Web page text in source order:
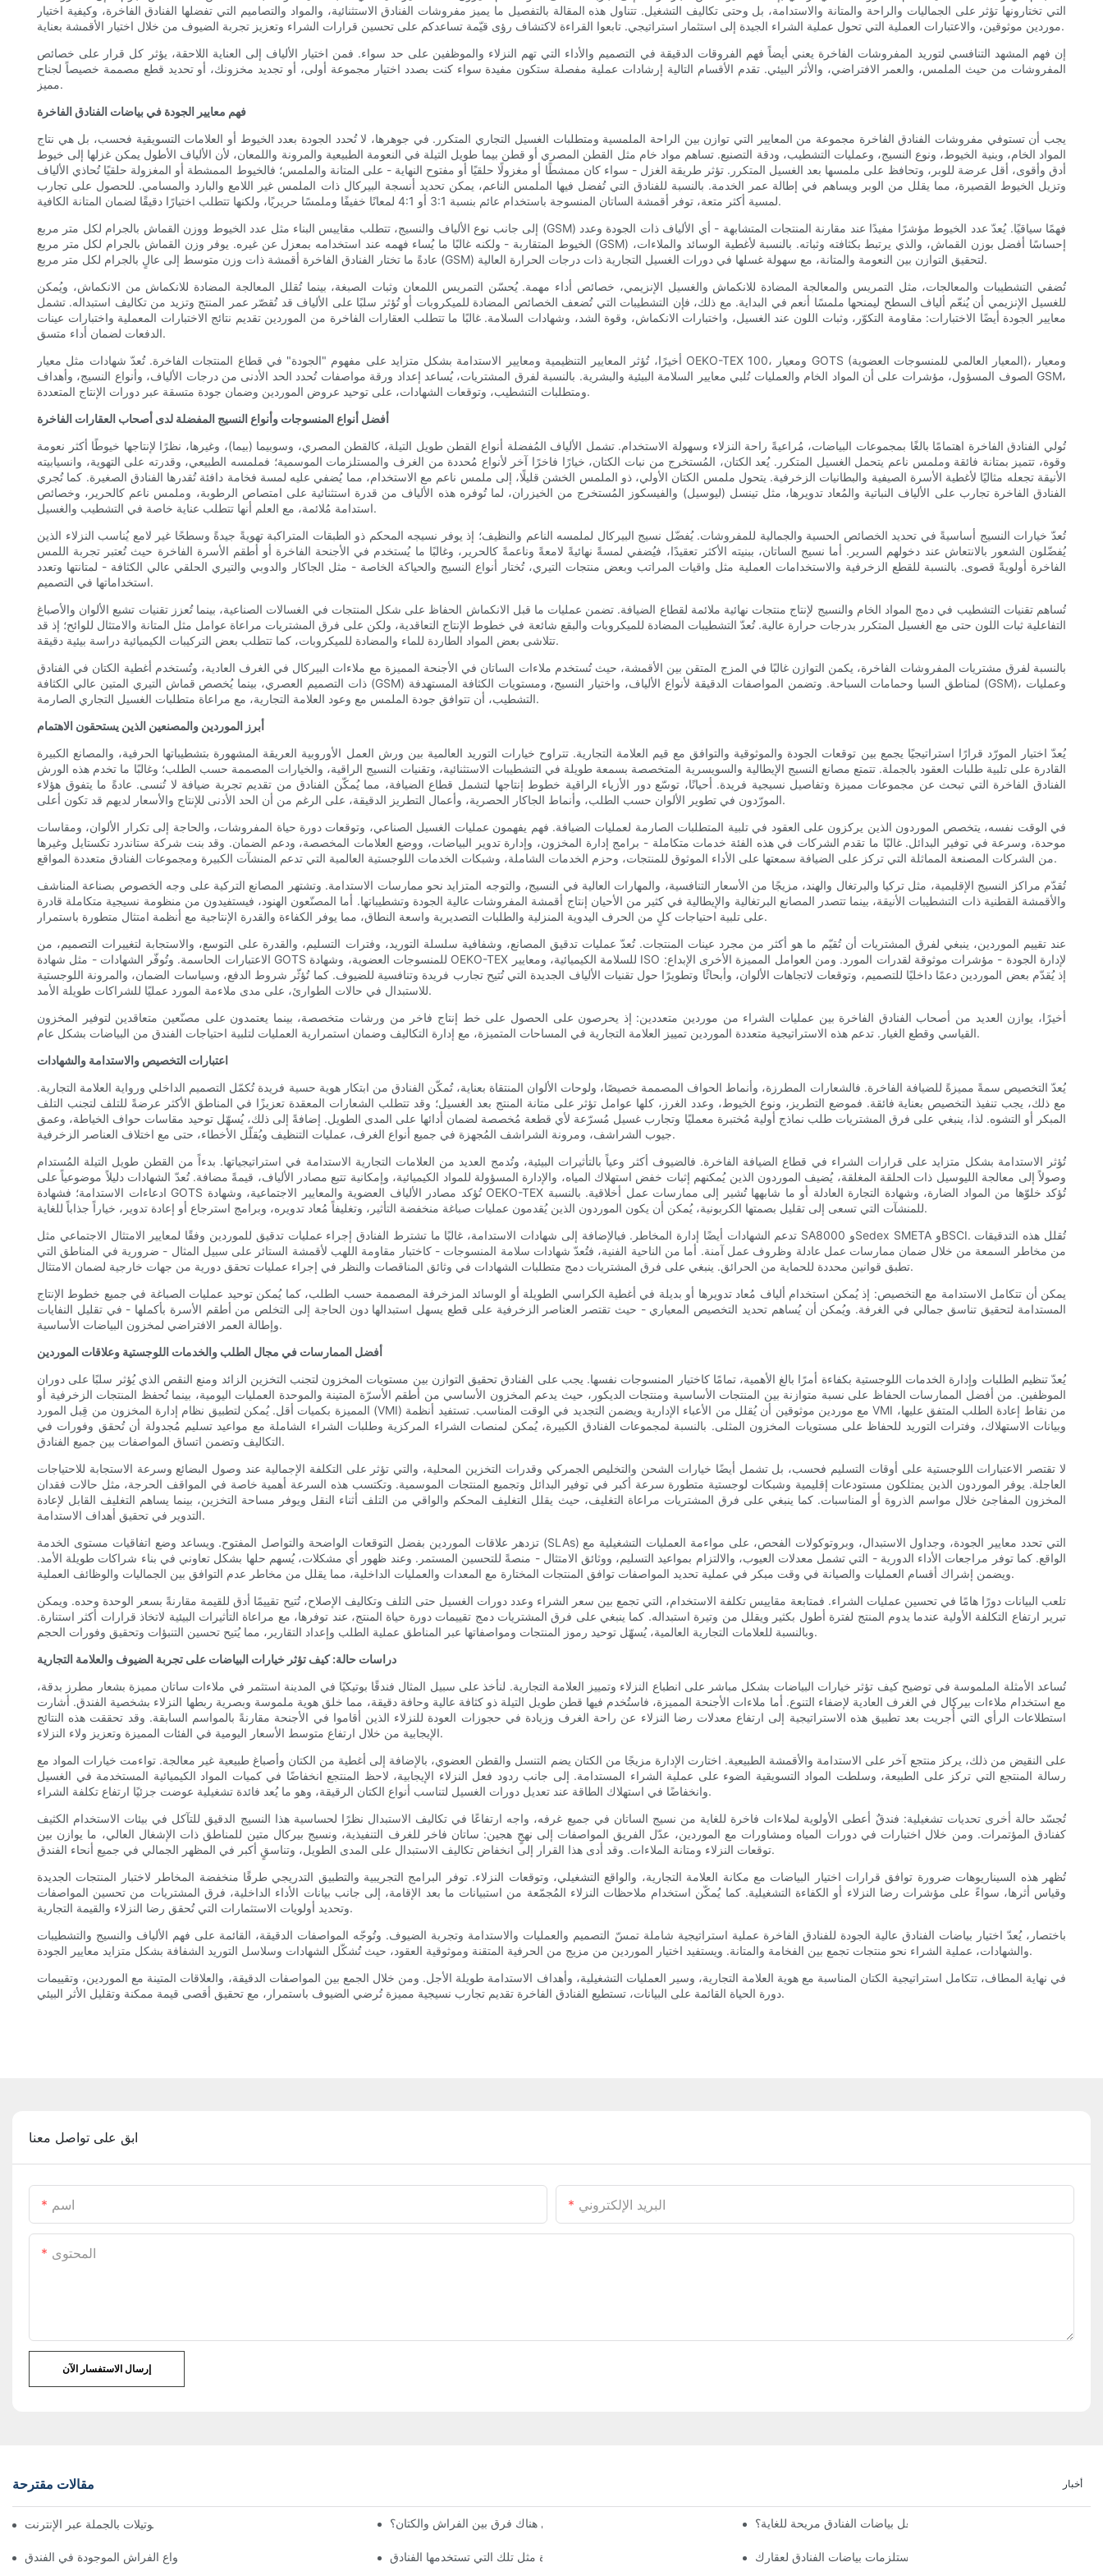
التي تختارونها تؤثر على الجماليات والراحة والمتانة والاستدامة، بل وحتى تكاليف التشغيل. تتناول هذه المقالة بالتفصيل ما يميز مفروشات الفنادق الاستثنائية، والمواد والتصاميم التي تفضلها الفنادق الفاخرة، وكيفية اختيار
موردين موثوقين، والاعتبارات العملية التي تحول عملية الشراء الجيدة إلى استثمار استراتيجي. تابعوا القراءة لاكتشاف رؤى قيّمة تساعدكم على تحسين قرارات الشراء وتعزيز تجربة الضيوف من خلال اختيار الأقمشة بعناية.
إن فهم المشهد التنافسي لتوريد المفروشات الفاخرة يعني أيضاً فهم الفروقات الدقيقة في التصميم والأداء التي تهم النزلاء والموظفين على حد سواء. فمن اختيار الألياف إلى العناية اللاحقة، يؤثر كل قرار على خصائص
المفروشات من حيث الملمس، والعمر الافتراضي، والأثر البيئي. تقدم الأقسام التالية إرشادات عملية مفصلة ستكون مفيدة سواء كنت بصدد اختيار مجموعة أولى، أو تجديد مخزونك، أو تحديد قطع مصممة خصيصاً لجناح
مميز.
فهم معايير الجودة في بياضات الفنادق الفاخرة
يجب أن تستوفي مفروشات الفنادق الفاخرة مجموعة من المعايير التي توازن بين الراحة الملمسية ومتطلبات الغسيل التجاري المتكرر. في جوهرها، لا تُحدد الجودة بعدد الخيوط أو العلامات التسويقية فحسب، بل هي نتاج
المواد الخام، وبنية الخيوط، ونوع النسيج، وعمليات التشطيب، ودقة التصنيع. تساهم مواد خام مثل القطن المصري أو قطن بيما طويل التيلة في النعومة الطبيعية والمرونة واللمعان، لأن الألياف الأطول يمكن غزلها إلى خيوط
أدق وأقوى، أقل عرضة للوبر، وتحافظ على ملمسها بعد الغسيل المتكرر. تؤثر طريقة الغزل - سواء كان ممشطًا أو مغزولًا حلقيًا أو مفتوح النهاية - على المتانة والملمس؛ فالخيوط الممشطة أو المغزولة حلقيًا تُحاذي الألياف
وتزيل الخيوط القصيرة، مما يقلل من الوبر ويساهم في إطالة عمر الخدمة. بالنسبة للفنادق التي تُفضل فيها الملمس الناعم، يمكن تحديد أنسجة البيركال ذات الملمس غير اللامع والبارد والمسامي. للحصول على تجارب
لمسية أكثر متعة، توفر أقمشة الساتان المنسوجة باستخدام عائم بنسبة 3:1 أو 4:1 لمعانًا خفيفًا وملمسًا حريريًا، ولكنها تتطلب اختيارًا دقيقًا لضمان المتانة الكافية.
إلى جانب نوع الألياف والنسيج، تتطلب مقاييس البناء مثل عدد الخيوط ووزن القماش بالجرام لكل متر مربع (GSM) فهمًا سياقيًا. يُعدّ عدد الخيوط مؤشرًا مفيدًا عند مقارنة المنتجات المتشابهة - أي الألياف ذات الجودة وعدد
الخيوط المتقاربة - ولكنه غالبًا ما يُساء فهمه عند استخدامه بمعزل عن غيره. يوفر وزن القماش بالجرام لكل متر مربع (GSM) إحساسًا أفضل بوزن القماش، والذي يرتبط بكثافته وثباته. بالنسبة لأغطية الوسائد والملاءات،
عادةً ما تختار الفنادق الفاخرة أقمشة ذات وزن متوسط ​​إلى عالٍ بالجرام لكل متر مربع (GSM) لتحقيق التوازن بين النعومة والمتانة، مع سهولة غسلها في دورات الغسيل التجارية ذات درجات الحرارة العالية.
تُضفي التشطيبات والمعالجات، مثل التمريس والمعالجة المضادة للانكماش والغسيل الإنزيمي، خصائص أداء مهمة. يُحسّن التمريس اللمعان وثبات الصبغة، بينما تُقلل المعالجة المضادة للانكماش من الانكماش، ويُمكن
للغسيل الإنزيمي أن يُنعّم ألياف السطح ليمنحها ملمسًا أنعم في البداية. مع ذلك، فإن التشطيبات التي تُضعف الخصائص المضادة للميكروبات أو تُؤثر سلبًا على الألياف قد تُقصّر عمر المنتج وتزيد من تكاليف استبداله. تشمل
معايير الجودة أيضًا الاختبارات: مقاومة التكوّر، وثبات اللون عند الغسيل، واختبارات الانكماش، وقوة الشد، وشهادات السلامة. غالبًا ما تتطلب العقارات الفاخرة من الموردين تقديم نتائج الاختبارات المعملية واختبارات عينات
الدفعات لضمان أداء متسق.
أخيرًا، تُؤثر المعايير التنظيمية ومعايير الاستدامة بشكل متزايد على مفهوم "الجودة" في قطاع المنتجات الفاخرة. تُعدّ شهادات مثل معيار OEKO-TEX 100، ومعيار GOTS (المعيار العالمي للمنسوجات العضوية)، ومعيار
الصوف المسؤول، مؤشرات على أن المواد الخام والعمليات تُلبي معايير السلامة البيئية والبشرية. بالنسبة لفرق المشتريات، يُساعد إعداد ورقة مواصفات تُحدد الحد الأدنى من درجات الألياف، وأنواع النسيج، وأهداف GSM،
ومتطلبات التشطيب، وتوقعات الشهادات، على توحيد عروض الموردين وضمان جودة متسقة عبر دورات الإنتاج المتعددة.
أفضل أنواع المنسوجات وأنواع النسيج المفضلة لدى أصحاب العقارات الفاخرة
تُولي الفنادق الفاخرة اهتمامًا بالغًا بمجموعات البياضات، مُراعيةً راحة النزلاء وسهولة الاستخدام. تشمل الألياف المُفضلة أنواع القطن طويل التيلة، كالقطن المصري، وسوبيما (بيما)، وغيرها، نظرًا لإنتاجها خيوطًا أكثر نعومة
وقوة، تتميز بمتانة فائقة وملمس ناعم يتحمل الغسيل المتكرر. يُعد الكتان، المُستخرج من نبات الكتان، خيارًا فاخرًا آخر لأنواع مُحددة من الغرف والمستلزمات الموسمية؛ فملمسه الطبيعي، وقدرته على التهوية، وانسيابيته
الأنيقة تجعله مثاليًا لأغطية الأسرة الصيفية والبطانيات الزخرفية. يتحول ملمس الكتان الأولي، ذو الملمس الخشن قليلًا، إلى ملمس ناعم مع الاستخدام، مما يُضفي عليه لمسة فخامة دافئة تُقدرها الفنادق الصغيرة. كما تُجري
الفنادق الفاخرة تجارب على الألياف النباتية والمُعاد تدويرها، مثل تينسل (ليوسيل) والفيسكوز المُستخرج من الخيزران، لما تُوفره هذه الألياف من قدرة استثنائية على امتصاص الرطوبة، وملمس ناعم كالحرير، وخصائص
استدامة مُلائمة، مع العلم أنها تتطلب عناية خاصة في التشطيب والغسيل.
تُعدّ خيارات النسيج أساسيةً في تحديد الخصائص الحسية والجمالية للمفروشات. يُفضّل نسيج البيركال لملمسه الناعم والنظيف؛ إذ يوفر نسيجه المحكم ذو الطبقات المتراكبة تهويةً جيدةً وسطحًا غير لامع يُناسب النزلاء الذين
يُفضّلون الشعور بالانتعاش عند دخولهم السرير. أما نسيج الساتان، ببنيته الأكثر تعقيدًا، فيُضفي لمسةً نهائيةً لامعةً وناعمةً كالحرير، وغالبًا ما يُستخدم في الأجنحة الفاخرة أو أطقم الأسرة الفاخرة حيث تُعتبر تجربة اللمس
الفاخرة أولويةً قصوى. بالنسبة للقطع الزخرفية والاستخدامات العملية مثل واقيات المراتب وبعض منتجات التيري، تُختار أنواع النسيج والحياكة الخاصة - مثل الجاكار والدوبي والتيري الحلقي عالي الكثافة - لمتانتها وتعدد
استخداماتها في التصميم.
تُساهم تقنيات التشطيب في دمج المواد الخام والنسيج لإنتاج منتجات نهائية ملائمة لقطاع الضيافة. تضمن عمليات ما قبل الانكماش الحفاظ على شكل المنتجات في الغسالات الصناعية، بينما تُعزز تقنيات تشبع الألوان والأصباغ
التفاعلية ثبات اللون حتى مع الغسيل المتكرر بدرجات حرارة عالية. تُعدّ التشطيبات المضادة للميكروبات والبقع شائعة في خطوط الإنتاج التعاقدية، ولكن على فرق المشتريات مراعاة عوامل مثل المتانة والامتثال للوائح؛ إذ قد
تتلاشى بعض المواد الطاردة للماء والمضادة للميكروبات، كما تتطلب بعض التركيبات الكيميائية دراسة بيئية دقيقة.
بالنسبة لفرق مشتريات المفروشات الفاخرة، يكمن التوازن غالبًا في المزج المتقن بين الأقمشة، حيث تُستخدم ملاءات الساتان في الأجنحة المميزة مع ملاءات البيركال في الغرف العادية، وتُستخدم أغطية الكتان في الفنادق
ذات التصميم العصري، بينما يُخصص قماش التيري المتين عالي الكثافة (GSM) لمناطق السبا وحمامات السباحة. وتضمن المواصفات الدقيقة لأنواع الألياف، واختيار النسيج، ومستويات الكثافة المستهدفة (GSM)، وعمليات
التشطيب، أن تتوافق جودة الملمس مع وعود العلامة التجارية، مع مراعاة متطلبات الغسيل التجاري الصارمة.
أبرز الموردين والمصنعين الذين يستحقون الاهتمام
يُعدّ اختيار المورّد قرارًا استراتيجيًا يجمع بين توقعات الجودة والموثوقية والتوافق مع قيم العلامة التجارية. تتراوح خيارات التوريد العالمية بين ورش العمل الأوروبية العريقة المشهورة بتشطيباتها الحرفية، والمصانع الكبيرة
القادرة على تلبية طلبات العقود بالجملة. تتمتع مصانع النسيج الإيطالية والسويسرية المتخصصة بسمعة طويلة في التشطيبات الاستثنائية، وتقنيات النسيج الراقية، والخيارات المصممة حسب الطلب؛ وغالبًا ما تخدم هذه الورش
الفنادق الفاخرة التي تبحث عن مجموعات مميزة وتفاصيل نسيجية فريدة. أحيانًا، توسّع دور الأزياء الراقية خطوط إنتاجها لتشمل قطاع الضيافة، مما يُمكّن الفنادق من تقديم تجربة ضيافة لا تُنسى. عادةً ما يتفوق هؤلاء
المورّدون في تطوير الألوان حسب الطلب، وأنماط الجاكار الحصرية، وأعمال التطريز الدقيقة، على الرغم من أن الحد الأدنى للإنتاج والأسعار لديهم قد تكون أعلى.
في الوقت نفسه، يتخصص الموردون الذين يركزون على العقود في تلبية المتطلبات الصارمة لعمليات الضيافة. فهم يفهمون عمليات الغسيل الصناعي، وتوقعات دورة حياة المفروشات، والحاجة إلى تكرار الألوان، ومقاسات
موحدة، وسرعة في توفير البدائل. غالبًا ما تقدم الشركات في هذه الفئة خدمات متكاملة - برامج إدارة المخزون، وإدارة تدوير البياضات، ووضع العلامات المخصصة، ودعم الضمان. وقد بنت شركة ستاندرد تكستايل وغيرها
من الشركات المصنعة المماثلة التي تركز على الضيافة سمعتها على الأداء الموثوق للمنتجات، وحزم الخدمات الشاملة، وشبكات الخدمات اللوجستية العالمية التي تدعم المنشآت الكبيرة ومجموعات الفنادق متعددة المواقع.
تُقدّم مراكز النسيج الإقليمية، مثل تركيا والبرتغال والهند، مزيجًا من الأسعار التنافسية، والمهارات العالية في النسيج، والتوجه المتزايد نحو ممارسات الاستدامة. وتشتهر المصانع التركية على وجه الخصوص بصناعة المناشف
والأقمشة القطنية ذات التشطيبات الأنيقة، بينما تتصدر المصانع البرتغالية والإيطالية في كثير من الأحيان إنتاج أقمشة المفروشات عالية الجودة وتشطيباتها. أما المصنّعون الهنود، فيستفيدون من منظومة نسيجية متكاملة قادرة
على تلبية احتياجات كلٍ من الحرف اليدوية المنزلية والطلبات التصديرية واسعة النطاق، مما يوفر الكفاءة والقدرة الإنتاجية مع أنظمة امتثال متطورة باستمرار.
عند تقييم الموردين، ينبغي لفرق المشتريات أن تُقيّم ما هو أكثر من مجرد عينات المنتجات. تُعدّ عمليات تدقيق المصانع، وشفافية سلسلة التوريد، وفترات التسليم، والقدرة على التوسع، والاستجابة لتغييرات التصميم، من
الاعتبارات الحاسمة. وتُوفّر الشهادات - مثل شهادة GOTS للمنسوجات العضوية، وشهادة OEKO-TEX للسلامة الكيميائية، ومعايير ISO لإدارة الجودة - مؤشرات موثوقة لقدرات المورد. ومن العوامل المميزة الأخرى الإبداع:
إذ يُقدّم بعض الموردين دعمًا داخليًا للتصميم، وتوقعات لاتجاهات الألوان، وأبحاثًا وتطويرًا حول تقنيات الألياف الجديدة التي تُتيح تجارب فريدة وتنافسية للضيوف. كما تُؤثّر شروط الدفع، وسياسات الضمان، والمرونة اللوجستية
للاستبدال في حالات الطوارئ، على مدى ملاءمة المورد عمليًا للشراكات طويلة الأمد.
أخيرًا، يوازن العديد من أصحاب الفنادق الفاخرة بين عمليات الشراء من موردين متعددين: إذ يحرصون على الحصول على خط إنتاج فاخر من ورشات متخصصة، بينما يعتمدون على مصنّعين متعاقدين لتوفير المخزون
القياسي وقطع الغيار. تدعم هذه الاستراتيجية متعددة الموردين تمييز العلامة التجارية في المساحات المتميزة، مع إدارة التكاليف وضمان استمرارية العمليات لتلبية احتياجات الفندق من البياضات بشكل عام.
اعتبارات التخصيص والاستدامة والشهادات
يُعدّ التخصيص سمةً مميزةً للضيافة الفاخرة. فالشعارات المطرزة، وأنماط الحواف المصممة خصيصًا، ولوحات الألوان المنتقاة بعناية، تُمكّن الفنادق من ابتكار هوية حسية فريدة تُكمّل التصميم الداخلي ورواية العلامة التجارية.
مع ذلك، يجب تنفيذ التخصيص بعناية فائقة. فموضع التطريز، ونوع الخيوط، وعدد الغرز، كلها عوامل تؤثر على متانة المنتج بعد الغسيل؛ وقد تتطلب الشعارات المعقدة تعزيزًا في المناطق الأكثر عرضةً للتلف لتجنب التلف
المبكر أو التشوه. لذا، ينبغي على فرق المشتريات طلب نماذج أولية مُختبرة معمليًا وتجارب غسيل مُسرّعة لأي قطعة مُخصصة لضمان أدائها على المدى الطويل. إضافةً إلى ذلك، يُسهّل توحيد مقاسات حواف الخياطة، وعمق
جيوب الشراشف، ومرونة الشراشف المُجهزة في جميع أنواع الغرف، عمليات التنظيف ويُقلّل الأخطاء، حتى مع اختلاف العناصر الزخرفية.
تُؤثر الاستدامة بشكل متزايد على قرارات الشراء في قطاع الضيافة الفاخرة. فالضيوف أكثر وعياً بالتأثيرات البيئية، وتُدمج العديد من العلامات التجارية الاستدامة في استراتيجياتها. بدءاً من القطن طويل التيلة المُستدام
وصولاً إلى معالجة الليوسيل ذات الحلقة المغلقة، يُضيف الموردون الذين يُمكنهم إثبات خفض استهلاك المياه، والإدارة المسؤولة للمواد الكيميائية، وإمكانية تتبع مصادر الألياف، قيمةً مضافة. تُعدّ الشهادات دليلاً موضوعياً على
ادعاءات الاستدامة؛ فشهادة GOTS تُؤكد مصادر الألياف العضوية والمعايير الاجتماعية، وشهادة OEKO-TEX تُؤكد خلوّها من المواد الضارة، وشهادة التجارة العادلة أو ما شابهها تُشير إلى ممارسات عمل أخلاقية. بالنسبة
للمنشآت التي تسعى إلى تقليل بصمتها الكربونية، يُمكن أن يكون الموردون الذين يُقدمون عمليات صباغة منخفضة التأثير، وتغليفاً مُعاد تدويره، وبرامج استرجاع أو إعادة تدوير، خياراً جذاباً للغاية.
تدعم الشهادات أيضًا إدارة المخاطر. فبالإضافة إلى شهادات الاستدامة، غالبًا ما تشترط الفنادق إجراء عمليات تدقيق للموردين وفقًا لمعايير الامتثال الاجتماعي مثل SA8000 وSedex SMETA وBSCI. تُقلل هذه التدقيقات
من مخاطر السمعة من خلال ضمان ممارسات عمل عادلة وظروف عمل آمنة. أما من الناحية الفنية، فتُعدّ شهادات سلامة المنسوجات - كاختبار مقاومة اللهب لأقمشة الستائر على سبيل المثال - ضرورية في المناطق التي
تطبق قوانين محددة للحماية من الحرائق. ينبغي على فرق المشتريات دمج متطلبات الشهادات في وثائق المناقصات والنظر في إجراء عمليات تحقق دورية من جهات خارجية لضمان الامتثال.
يمكن أن تتكامل الاستدامة مع التخصيص: إذ يُمكن استخدام ألياف مُعاد تدويرها أو بديلة في أغطية الكراسي الطويلة أو الوسائد المزخرفة المصممة حسب الطلب، كما يُمكن توحيد عمليات الصباغة في جميع خطوط الإنتاج
المستدامة لتحقيق تناسق جمالي في الغرفة. ويُمكن أن يُساهم تحديد التخصيص المعياري - حيث تقتصر العناصر الزخرفية على قطع يسهل استبدالها دون الحاجة إلى التخلص من أطقم الأسرة بأكملها - في تقليل النفايات
وإطالة العمر الافتراضي لمخزون البياضات الأساسية.
أفضل الممارسات في مجال الطلب والخدمات اللوجستية وعلاقات الموردين
يُعدّ تنظيم الطلبات وإدارة الخدمات اللوجستية بكفاءة أمرًا بالغ الأهمية، تمامًا كاختيار المنسوجات نفسها. يجب على الفنادق تحقيق التوازن بين مستويات المخزون لتجنب التخزين الزائد ومنع النقص الذي يُؤثر سلبًا على دوران
الموظفين. من أفضل الممارسات الحفاظ على نسبة متوازنة بين المنتجات الأساسية ومنتجات الديكور، حيث يدعم المخزون الأساسي من أطقم الأسرّة المتينة والموحدة العمليات اليومية، بينما تُحفظ المنتجات الزخرفية أو
المميزة بكميات أقل. يُمكن لتطبيق نظام إدارة المخزون من قِبل المورد (VMI) مع موردين موثوقين أن يُقلل من الأعباء الإدارية ويضمن التجديد في الوقت المناسب. تستفيد أنظمة VMI من نقاط إعادة الطلب المتفق عليها،
وبيانات الاستهلاك، وفترات التوريد للحفاظ على مستويات المخزون المثلى. بالنسبة لمجموعات الفنادق الكبيرة، يُمكن لمنصات الشراء المركزية وطلبات الشراء الشاملة مع مواعيد تسليم مُجدولة أن تُحقق وفورات في
التكاليف وتضمن اتساق المواصفات بين جميع الفنادق.
لا تقتصر الاعتبارات اللوجستية على أوقات التسليم فحسب، بل تشمل أيضًا خيارات الشحن والتخليص الجمركي وقدرات التخزين المحلية، والتي تؤثر على التكلفة الإجمالية عند وصول البضائع وسرعة الاستجابة للاحتياجات
العاجلة. يوفر الموردون الذين يمتلكون مستودعات إقليمية وشبكات لوجستية متطورة سرعة أكبر في توفير البدائل وتجميع المنتجات الموسمية. وتكتسب هذه السرعة أهمية خاصة في المواقف الحرجة، مثل حالات فقدان
المخزون المفاجئ خلال مواسم الذروة أو المناسبات. كما ينبغي على فرق المشتريات مراعاة التغليف، حيث يقلل التغليف المحكم والواقي من التلف أثناء النقل ويوفر مساحة التخزين، بينما يساهم التغليف القابل لإعادة
التدوير في تحقيق أهداف الاستدامة.
تزدهر علاقات الموردين بفضل التوقعات الواضحة والتواصل المفتوح. ويساعد وضع اتفاقيات مستوى الخدمة (SLAs) التي تحدد معايير الجودة، وجداول الاستبدال، وبروتوكولات الفحص، على مواءمة العمليات التشغيلية مع
الواقع. كما توفر مراجعات الأداء الدورية - التي تشمل معدلات العيوب، والالتزام بمواعيد التسليم، ووثائق الامتثال - منصةً للتحسين المستمر. وعند ظهور أي مشكلات، يُسهم حلها بشكل تعاوني في بناء شراكات طويلة الأمد.
ويضمن إشراك أقسام العمليات والصيانة في وقت مبكر في عملية تحديد المواصفات توافق المنتجات المختارة مع المعدات والعمليات الداخلية، مما يقلل من مخاطر عدم التوافق بين الجماليات والوظائف العملية.
تلعب البيانات دورًا هامًا في تحسين عمليات الشراء. فمتابعة مقاييس تكلفة الاستخدام، التي تجمع بين سعر الشراء وعدد دورات الغسيل حتى التلف وتكاليف الإصلاح، تُتيح تقييمًا أدق للقيمة مقارنةً بسعر الوحدة وحده. ويمكن
تبرير ارتفاع التكلفة الأولية عندما يدوم المنتج لفترة أطول بكثير ويقلل من وتيرة استبداله. كما ينبغي على فرق المشتريات دمج تقييمات دورة حياة المنتج، عند توفرها، مع مراعاة التأثيرات البيئية لاتخاذ قرارات أكثر استنارة.
وبالنسبة للعلامات التجارية العالمية، يُسهّل توحيد رموز المنتجات ومواصفاتها عبر المناطق عملية الطلب وإعداد التقارير، مما يُتيح تحسين التنبؤات وتحقيق وفورات الحجم.
دراسات حالة: كيف تؤثر خيارات البياضات على تجربة الضيوف والعلامة التجارية
تُساعد الأمثلة الملموسة في توضيح كيف تؤثر خيارات البياضات بشكل مباشر على انطباع النزلاء وتمييز العلامة التجارية. لنأخذ على سبيل المثال فندقًا بوتيكيًا في المدينة استثمر في ملاءات ساتان مميزة بشعار مطرز بدقة،
مع استخدام ملاءات بيركال في الغرف العادية لإضفاء التنوع. أما ملاءات الأجنحة المميزة، فاستُخدم فيها قطن طويل التيلة ذو كثافة عالية وحافة دقيقة، مما خلق هوية ملموسة وبصرية ربطها النزلاء بشخصية الفندق. أشارت
استطلاعات الرأي التي أُجريت بعد تطبيق هذه الاستراتيجية إلى ارتفاع معدلات رضا النزلاء عن راحة الغرف وزيادة في حجوزات العودة للنزلاء الذين أقاموا في الأجنحة مقارنةً بالمواسم السابقة. وقد تحققت هذه النتائج
الإيجابية من خلال ارتفاع متوسط ​​الأسعار اليومية في الفئات المميزة وتعزيز ولاء النزلاء.
على النقيض من ذلك، يركز منتجع آخر على الاستدامة والأقمشة الطبيعية. اختارت الإدارة مزيجًا من الكتان يضم التنسل والقطن العضوي، بالإضافة إلى أغطية من الكتان وأصباغ طبيعية غير معالجة. تواءمت خيارات المواد مع
رسالة المنتجع التي تركز على الطبيعة، وسلطت المواد التسويقية الضوء على عملية الشراء المستدامة. إلى جانب ردود فعل النزلاء الإيجابية، لاحظ المنتجع انخفاضًا في كميات المواد الكيميائية المستخدمة في الغسيل
وانخفاضًا في استهلاك الطاقة عند تعديل دورات الغسيل لتناسب أنواع الكتان الرقيقة، وهو ما يُعد فائدة تشغيلية عوضت جزئيًا ارتفاع تكلفة الشراء.
تُجسّد حالة أخرى تحديات تشغيلية: فندقٌ أعطى الأولوية لملاءات فاخرة للغاية من نسيج الساتان في جميع غرفه، واجه ارتفاعًا في تكاليف الاستبدال نظرًا لحساسية هذا النسيج الدقيق للتآكل في بيئات الاستخدام الكثيف
كفنادق المؤتمرات. ومن خلال اختبارات في دورات المياه ومشاورات مع الموردين، عدّل الفريق المواصفات إلى نهجٍ هجين: ساتان فاخر للغرف التنفيذية، ونسيج بيركال متين للمناطق ذات الإشغال العالي، ما يوازن بين
توقعات النزلاء ومتانة الملاءات. وقد أدى هذا القرار إلى انخفاض تكاليف الاستبدال على المدى الطويل، وتناسقٍ أكبر في المظهر الجمالي في جميع أنحاء الفندق.
تُظهر هذه السيناريوهات ضرورة توافق قرارات اختيار البياضات مع مكانة العلامة التجارية، والواقع التشغيلي، وتوقعات النزلاء. توفر البرامج التجريبية والتطبيق التدريجي طرقًا منخفضة المخاطر لاختبار المنتجات الجديدة
وقياس أثرها، سواءً على مؤشرات رضا النزلاء أو الكفاءة التشغيلية. كما يُمكّن استخدام ملاحظات النزلاء المُجمّعة من استبيانات ما بعد الإقامة، إلى جانب بيانات الأداء الداخلية، فرق المشتريات من تحسين المواصفات
وتحديد أولويات الاستثمارات التي تُحقق رضا النزلاء والقيمة التجارية.
باختصار، يُعدّ اختيار بياضات الفنادق عالية الجودة للفنادق الفاخرة عملية استراتيجية شاملة تمسّ التصميم والعمليات والاستدامة وتجربة الضيوف. وتُوجّه المواصفات الدقيقة، القائمة على فهم الألياف والنسيج والتشطيبات
والشهادات، عملية الشراء نحو منتجات تجمع بين الفخامة والمتانة. ويستفيد اختيار الموردين من مزيج من الحرفية المتقنة وموثوقية العقود، حيث تُشكّل الشهادات وسلاسل التوريد الشفافة بشكل متزايد معايير الجودة.
في نهاية المطاف، تتكامل استراتيجية الكتان المناسبة مع هوية العلامة التجارية، وسير العمليات التشغيلية، وأهداف الاستدامة طويلة الأجل. ومن خلال الجمع بين المواصفات الدقيقة، والعلاقات المتينة مع الموردين، وتقييمات
دورة الحياة القائمة على البيانات، تستطيع الفنادق الفاخرة تقديم تجارب نسيجية مميزة تُرضي الضيوف باستمرار، مع تحقيق أقصى قيمة ممكنة وتقليل الأثر البيئي.
ابق على تواصل معنا
اسم البريد الإلكتروني
المحتوى
إرسال الاستفسار الآن
مقالات مقترحة أخبار
اشترِ أغطية أسرّة الفنادق والموتيلات بالجملة عبر الإنترنت هل هناك فرق بين الفراش والكتان؟ ما الذي يجعل بياضات الفنادق مريحة للغاية؟
كم عدد أنواع الفراش الموجودة في الفندق كيفية العثور على ملاءات عالية الجودة مثل تلك التي تستخدمها الفنادق الدليل الأساسي لاختيار مستلزمات بياضات الفنادق لعقارك